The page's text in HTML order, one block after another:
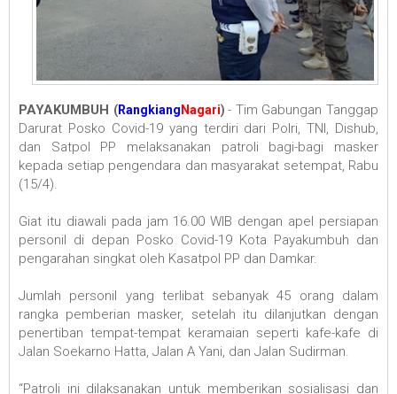
PAYAKUMBUH (Rangkiang Nagari)- Tim Gabungan Tanggap
Darurat Posko Covid-19 yang terdiri dari Polri, TNI, Dishub,
dan Satpol PP melaksanakan patroli bagi-bagi masker
kepada setiap pengendara dan masyarakat setempat, Rabu
(15/4).
Giat itu diawali pada jam 16.00 WIB dengan apel persiapan
personil di depan Posko Covid-19 Kota Payakumbuh dan
pengarahan singkat oleh Kasatpol PP dan Damkar.
Jumlah personil yang terlibat sebanyak 45 orang dalam
rangka pemberian masker, setelah itu dilanjutkan dengan
penertiban tempat-tempat keramaian seperti kafe-kafe di
Jalan Soekarno Hatta, Jalan A Yani, dan Jalan Sudirman.
“Patroli ini dilaksanakan untuk memberikan sosialisasi dan